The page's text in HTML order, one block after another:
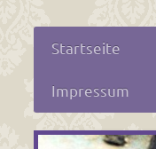
Startseite
Impressum